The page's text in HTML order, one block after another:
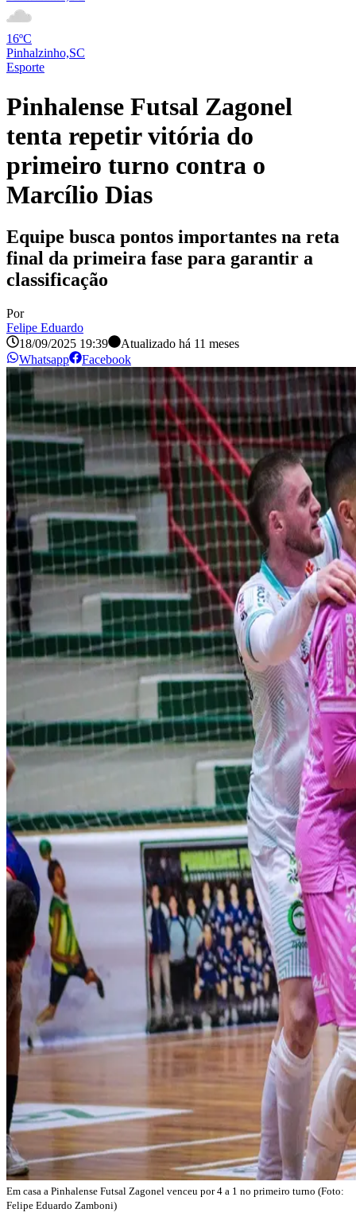
16ºC
Pinhalzinho,SC
Esporte
Pinhalense Futsal Zagonel
tenta repetir vitória do
primeiro turno contra o
Marcílio Dias
Equipe busca pontos importantes na reta
final da primeira fase para garantir a
classificação
Por
Felipe Eduardo
18/09/2025 19:39
Atualizado há 11 meses
Whatsapp
Facebook
Em casa a Pinhalense Futsal Zagonel venceu por 4 a 1 no primeiro turno (Foto:
Felipe Eduardo Zamboni)